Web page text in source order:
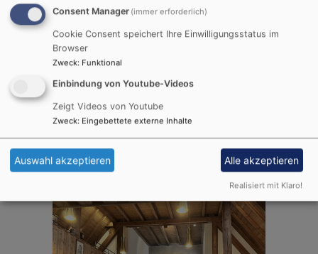
Consent Manager (immer erforderlich)
Cookie Consent speichert Ihre Einwilligungsstatus im
Browser
Zweck: Funktional
Einbindung von Youtube-Videos
Zeigt Videos von Youtube
Zweck: Eingebettete externe Inhalte
Auswahl akzeptieren Alle akzeptieren
Realisiert mit Klaro!